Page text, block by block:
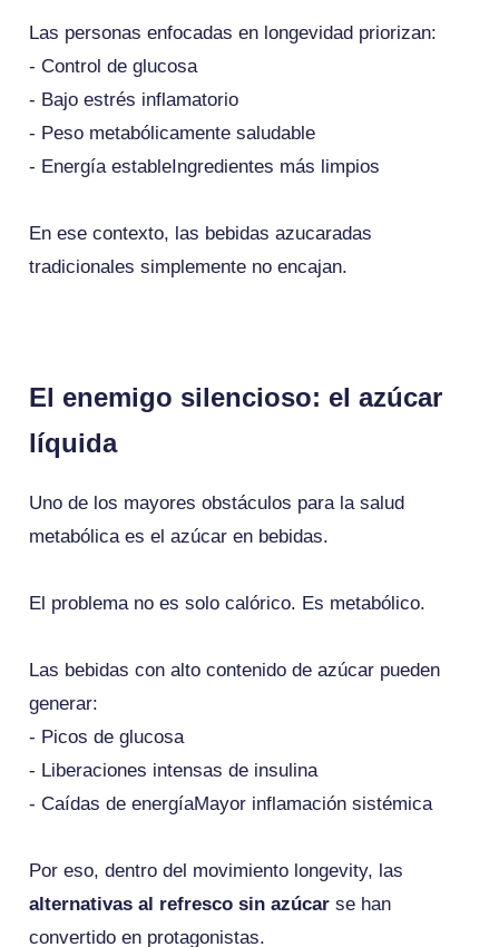
Las personas enfocadas en longevidad priorizan:
- Control de glucosa
- Bajo estrés inflamatorio
- Peso metabólicamente saludable
- Energía estableIngredientes más limpios
En ese contexto, las bebidas azucaradas
tradicionales simplemente no encajan.
El enemigo silencioso: el azúcar
líquida
Uno de los mayores obstáculos para la salud
metabólica es el azúcar en bebidas.
El problema no es solo calórico. Es metabólico.
Las bebidas con alto contenido de azúcar pueden
generar:
- Picos de glucosa
- Liberaciones intensas de insulina
- Caídas de energíaMayor inflamación sistémica
Por eso, dentro del movimiento longevity, las
alternativas al refresco sin azúcar se han
convertido en protagonistas.